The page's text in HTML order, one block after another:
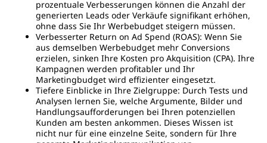
prozentuale Verbesserungen können die Anzahl der
generierten Leads oder Verkäufe signifikant erhöhen,
ohne dass Sie Ihr Werbebudget steigern müssen.
Verbesserter Return on Ad Spend (ROAS): Wenn Sie
aus demselben Werbebudget mehr Conversions
erzielen, sinken Ihre Kosten pro Akquisition (CPA). Ihre
Kampagnen werden profitabler und Ihr
Marketingbudget wird effizienter eingesetzt.
Tiefere Einblicke in Ihre Zielgruppe: Durch Tests und
Analysen lernen Sie, welche Argumente, Bilder und
Handlungsaufforderungen bei Ihren potenziellen
Kunden am besten ankommen. Dieses Wissen ist
nicht nur für eine einzelne Seite, sondern für Ihre